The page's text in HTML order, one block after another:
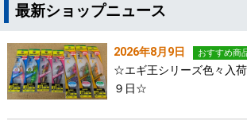
最新ショップニュース
2026年8月9日 おすすめ商
☆エギ王シリーズ色々入
９日☆